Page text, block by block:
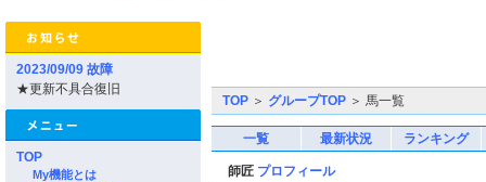
2023/09/09 故障
★更新不具合復旧
TOP
My機能とは
TOP ＞ グループTOP ＞ 馬一覧
一覧 最新状況 ランキング
師匠 プロフィール